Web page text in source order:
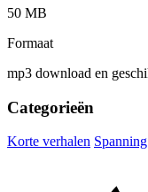
50 MB
Formaat
mp3 download en
Categorieën
Korte verhalen Spanning